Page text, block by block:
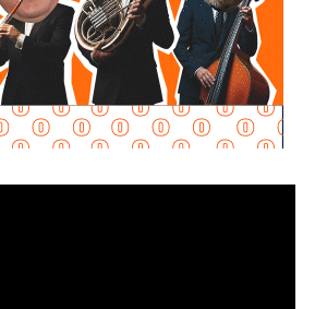
clara para que continúe con las
desinfección antes de su